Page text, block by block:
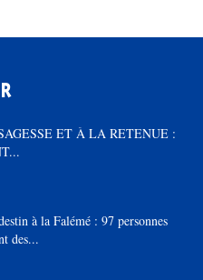
ET À LA RETENUE :
à la Falémé : 97 personnes
des...